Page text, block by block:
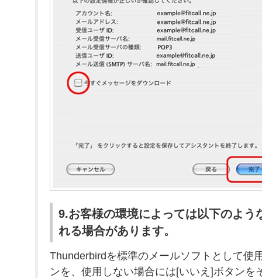
9.お客様の環境によっては以下のよう
れる場合があります。
Thunderbirdを標準のメールソフトとして使
ンを、使用しない場合には[いいえ]ボタンを